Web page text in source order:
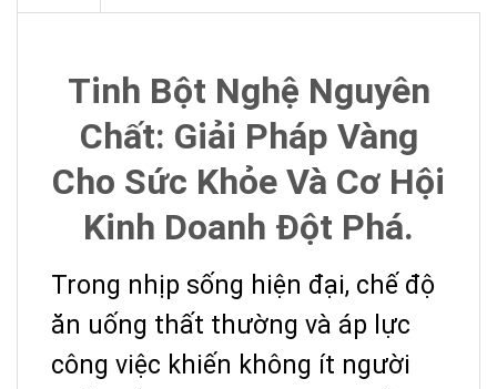
Tinh Bột Nghệ Nguyên
Chất: Giải Pháp Vàng
Cho Sức Khỏe Và Cơ Hội
Kinh Doanh Đột Phá.
Trong nhịp sống hiện đại, chế độ
ăn uống thất thường và áp lực
công việc khiến không ít người